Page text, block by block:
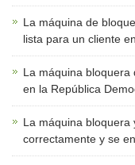
La máquina de
lista para un cliente
La máquina bloquera
en la República
La máquina bloquera
correctamente y se